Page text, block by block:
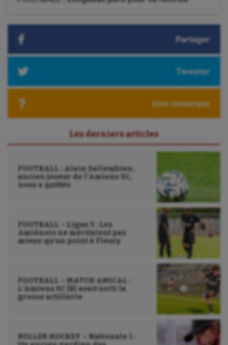
Partager
Tweeter
Une remarque
Les derniers articles
FOOTBALL : Alain Sallembien,
ancien joueur de l’Amiens SC,
nous a quittés
FOOTBALL – Ligue 3 : Les
Amiénois ne méritaient pas
mieux qu’un point à Fleury
FOOTBALL – MATCH AMICAL :
L’Amiens SC (B) avait sorti la
grosse artillerie
ROLLER HOCKEY – Nationale 1 :